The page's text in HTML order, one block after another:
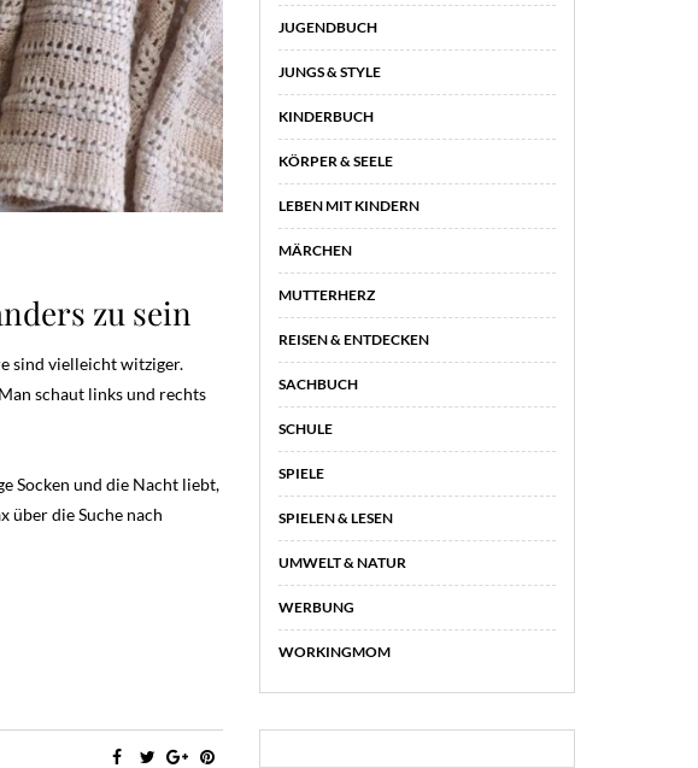
zu sein
sind vielleicht witziger.
schaut links und rechts
Socken und die Nacht liebt,
über die Suche nach
JUGENDBUCH
JUNGS & STYLE
KINDERBUCH
KÖRPER & SEELE
LEBEN MIT KINDERN
MÄRCHEN
MUTTERHERZ
REISEN & ENTDECKEN
SACHBUCH
SCHULE
SPIELE
SPIELEN & LESEN
UMWELT & NATUR
WERBUNG
WORKINGMOM